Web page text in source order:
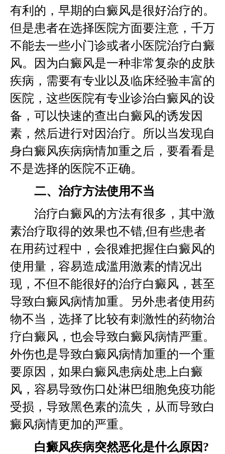
有利的，早期的白癜风是很好治疗的。
但是患者在选择医院方面要注意，千万
不能去一些小门诊或者小医院治疗白癜
风。因为白癜风是一种非常复杂的皮肤
疾病，需要有专业以及临床经验丰富的
医院，这些医院有专业诊治白癜风的设
备，可以快速的查出白癜风的诱发因
素，然后进行对因治疗。所以当发现自
身白癜风疾病病情加重之后，要看看是
不是选择的医院不正确。
二、治疗方法使用不当
治疗白癜风的方法有很多，其中激
素治疗取得的效果也不错,但有些患者
在用药过程中，会很难把握住白癜风的
使用量，容易造成滥用激素的情况出
现，不但不能很好的治疗白癜风，甚至
导致白癜风病情加重。另外患者使用药
物不当，选择了比较有刺激性的药物治
疗白癜风，也会导致白癜风病情严重。
外伤也是导致白癜风病情加重的一个重
要原因，如果白癜风患病处患上白癜
风，容易导致伤口处淋巴细胞免疫功能
受损，导致黑色素的流失，从而导致白
癜风病情更加的严重。
白癜风疾病突然恶化是什么原因?